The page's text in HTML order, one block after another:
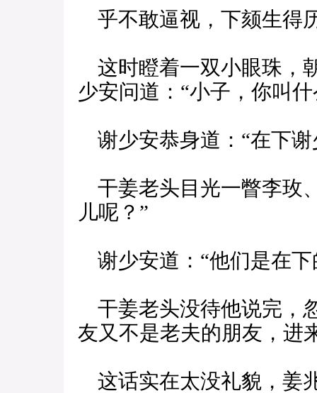
乎不敢逼视，下颏生得
这时瞪着一双小眼珠，
少安问道：“小子，你叫
谢少安恭身道：“在下谢
干姜老头目光一瞥李玫
儿呢？”
谢少安道：“他们是在
干姜老头没待他说完，
友又不是老夫的朋友，进
这话实在太没礼貌，姜